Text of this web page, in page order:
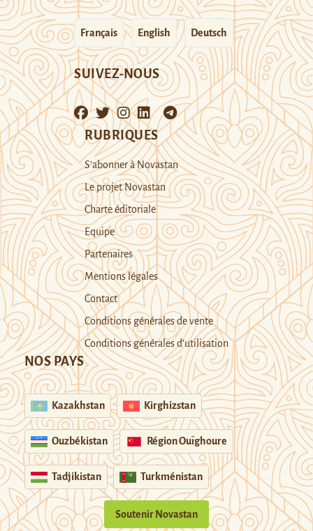
Français English Deutsch
SUIVEZ-NOUS
RUBRIQUES
S’abonner à Novastan
Le projet Novastan
Charte éditoriale
Equipe
Partenaires
Mentions légales
Contact
Conditions générales de vente
Conditions générales d’utilisation
NOS PAYS
Kazakhstan Kirghizstan
Ouzbékistan Région Ouïghoure
Tadjikistan Turkménistan
Soutenir Novastan